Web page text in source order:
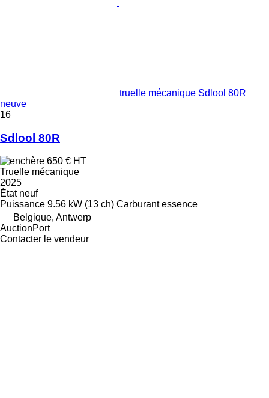
truelle mécanique Sdlool 80R
neuve
16
Sdlool 80R
650 € HT
Truelle mécanique
2025
Étatneuf
Puissance 9.56 kW (13 ch) Carburant essence
Belgique, Antwerp
AuctionPort
Contacter le vendeur